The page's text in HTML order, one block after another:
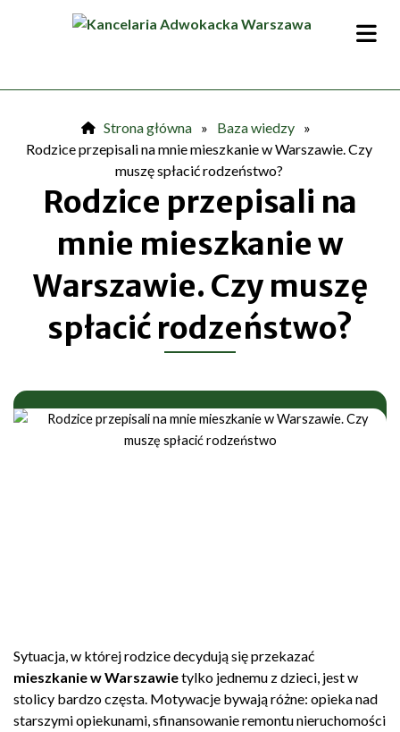
Strona główna » Baza wiedzy »
Rodzice przepisali na mnie mieszkanie w Warszawie. Czy
muszę spłacić rodzeństwo?
Rodzice przepisali na
mnie mieszkanie w
Warszawie. Czy muszę
spłacić rodzeństwo?
Sytuacja, w której rodzice decydują się przekazać
mieszkanie w Warszawietylko jednemu z dzieci, jest w
stolicy bardzo częsta. Motywacje bywają różne: opieka nad
starszymi opiekunami, sfinansowanie remontu nieruchomości